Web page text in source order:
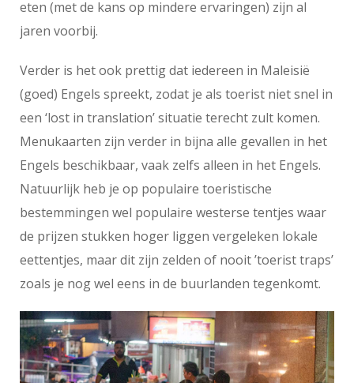
eten (met de kans op mindere ervaringen) zijn al
jaren voorbij.
Verder is het ook prettig dat iedereen in Maleisië
(goed) Engels spreekt, zodat je als toerist niet snel in
een ‘lost in translation’ situatie terecht zult komen.
Menukaarten zijn verder in bijna alle gevallen in het
Engels beschikbaar, vaak zelfs alleen in het Engels.
Natuurlijk heb je op populaire toeristische
bestemmingen wel populaire westerse tentjes waar
de prijzen stukken hoger liggen vergeleken lokale
eettentjes, maar dit zijn zelden of nooit ’toerist traps’
zoals je nog wel eens in de buurlanden tegenkomt.